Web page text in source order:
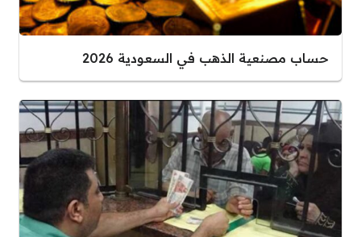
حساب مصنعية الذهب في السعودية 2026